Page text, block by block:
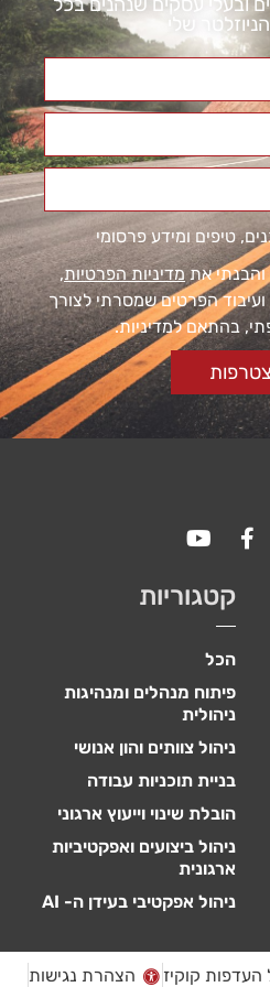
שלי
טיפים ומידע פרסומי
אתמדיניות הפרטיות,
הפרטים שמסרתי לצורך
בהתאם למדיניות.
קטגוריות
הכל
פיתוח מנהלים ומנהיגות
ניהולית
ניהול צוותים והון אנושי
בניית תוכניות עבודה
הובלת שינוי וייעוץ ארגוני
ניהול ביצועים ואפקטיביות
ארגונית
ניהול אפקטיבי בעידן ה- AI
העדפות קוקיז הצהרת נגישות